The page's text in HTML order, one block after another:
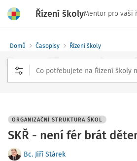
Řízení školyMentor pro vaši
Domů Časopisy Řízení školy
ORGANIZAČNÍ STRUKTURA ŠKOL
SKŘ - není fér brát
Bc. Jiří Stárek